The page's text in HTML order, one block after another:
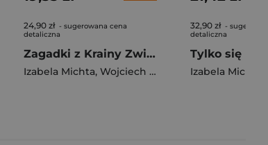
24,90 zł - sugerowana cena
detaliczna
Zagadki z Krainy Zwierzaków. Sprawa kiełbasek i złote monety
Izabela Michta, Wojciech Michta Krzysztof
32,90 zł -
detaliczna
Tylko się nie
Izabela Michta